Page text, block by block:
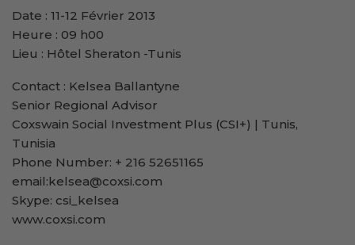
Date : 11-12 Février 2013
Heure : 09 h00
Lieu : Hôtel Sheraton -Tunis
Contact : Kelsea Ballantyne
Senior Regional Advisor
Coxswain Social Investment Plus (CSI+) | Tunis,
Tunisia
Phone Number: + 216 52651165
email:kelsea@coxsi.com
Skype: csi_kelsea
www.coxsi.com